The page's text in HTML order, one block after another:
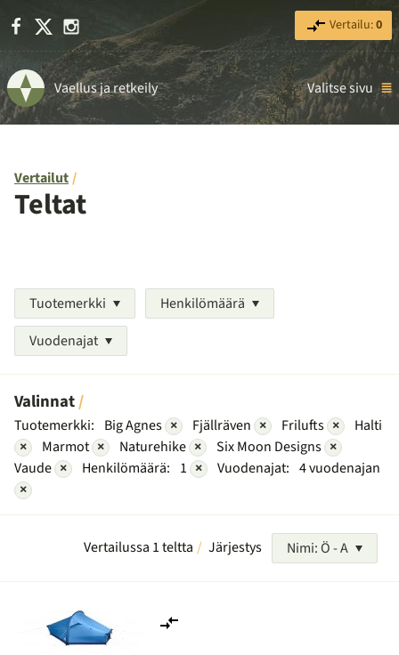
Facebook Instagram Vertailu:0
Vaellus ja retkeily Valitse sivu
Vertailut
Teltat
Tuotemerkki
Henkilömäärä
Vuodenajat
Valinnat
Tuotemerkki: Big Agnes × Fjällräven × Frilufts ×
Halti
×
Marmot × Naturehike × Six Moon Designs ×
Vaude × Henkilömäärä: 1 × Vuodenajat: 4 vuodenajan
×
Vertailussa 1 teltta Järjestys Nimi: Ö - A